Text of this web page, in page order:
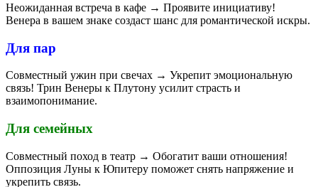
Неожиданная встреча в кафе → Проявите инициативу!
Венера в вашем знаке создаст шанс для романтической искры.
Для пар
Совместный ужин при свечах → Укрепит эмоциональную
связь! Трин Венеры к Плутону усилит страсть и
взаимопонимание.
Для семейных
Совместный поход в театр → Обогатит ваши отношения!
Оппозиция Луны к Юпитеру поможет снять напряжение и
укрепить связь.